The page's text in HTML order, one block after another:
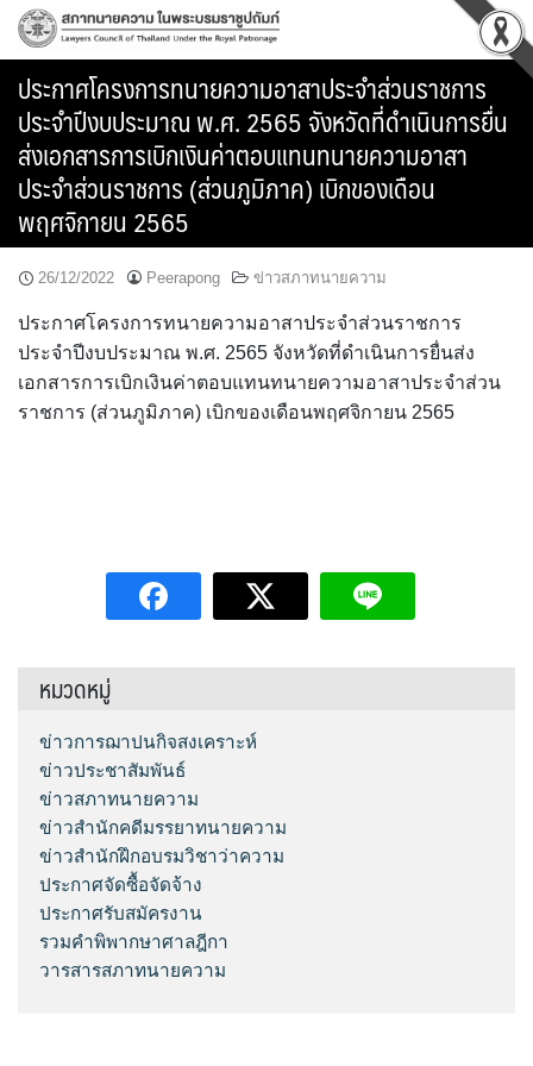
Skip
ประกาศโครงการทนายความอาสาประจำส่วนราชการ
ประจำปีงบประมาณ พ.ศ. 2565 จังหวัดที่ดำเนินการยื่น
ส่งเอกสารการเบิกเงินค่าตอบแทนทนายความอาสา
ประจำส่วนราชการ (ส่วนภูมิภาค) เบิกของเดือน
พฤศจิกายน 2565
26/12/2022 Peerapong ข่าวสภาทนายความ
ประกาศโครงการทนายความอาสาประจำส่วนราชการ
ประจำปีงบประมาณ พ.ศ. 2565 จังหวัดที่ดำเนินการยื่นส่ง
เอกสารการเบิกเงินค่าตอบแทนทนายความอาสาประจำส่วน
ราชการ (ส่วนภูมิภาค) เบิกของเดือนพฤศจิกายน 2565
หมวดหมู่
ข่าวการฌาปนกิจสงเคราะห์
ข่าวประชาสัมพันธ์
ข่าวสภาทนายความ
ข่าวสำนักคดีมรรยาทนายความ
ข่าวสำนักฝึกอบรมวิชาว่าความ
ประกาศจัดซื้อจัดจ้าง
ประกาศรับสมัครงาน
รวมคำพิพากษาศาลฎีกา
วารสารสภาทนายความ